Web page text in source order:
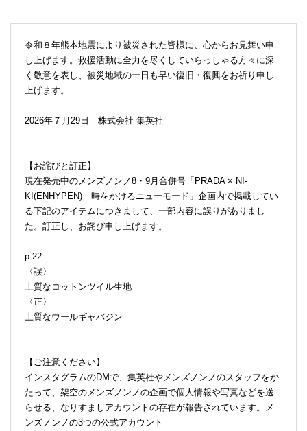
令和８年熊本地震により被災された皆様に、心からお見舞い申
し上げます。救援活動に全力を尽くしていらっしゃる方々に深
く敬意を表し、被災地域の一日も早い復旧・復興をお祈り申し
上げます。
2026年７月29日 株式会社 集英社
【お詫びと訂正】
現在発売中のメンズノンノ8・9月合併号「PRADA × NI-
KI(ENHYPEN) 時をかけるニューモード」企画内で掲載してい
る下記のアイテムにつきまして、一部内容に誤りがありまし
た。訂正し、お詫び申し上げます。
p.22
〈誤〉
上質なコットンツイル生地
〈正〉
上質なウールギャバジン
【ご注意ください】
インスタグラムのDMで、集英社やメンズノンノのスタッフをか
たって、架空のメンズノンノの企画で個人情報や写真などを送
らせる、なりすましアカウントの存在が報告されています。メ
ンズノンノの3つの公式アカウント